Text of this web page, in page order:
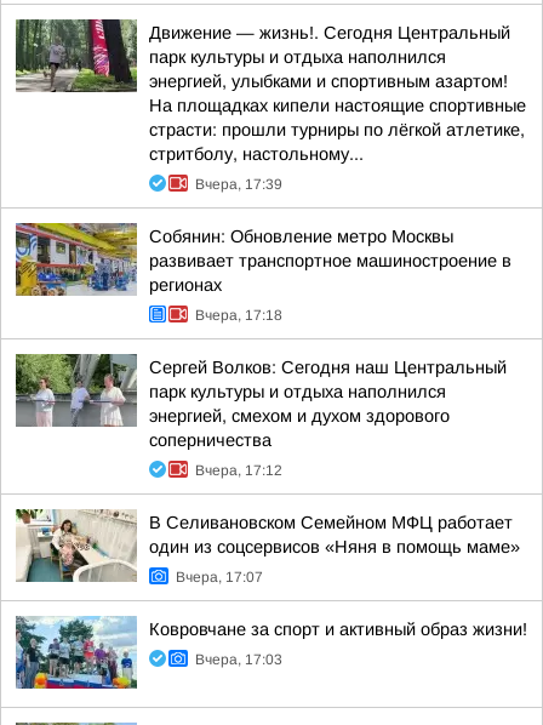
Движение — жизнь!. Сегодня Центральный
парк культуры и отдыха наполнился
энергией, улыбками и спортивным азартом!
На площадках кипели настоящие спортивные
страсти: прошли турниры по лёгкой атлетике,
стритболу, настольному...
Вчера, 17:39
Собянин: Обновление метро Москвы
развивает транспортное машиностроение в
регионах
Вчера, 17:18
Сергей Волков: Сегодня наш Центральный
парк культуры и отдыха наполнился
энергией, смехом и духом здорового
соперничества
Вчера, 17:12
В Селивановском Семейном МФЦ работает
один из соцсервисов «Няня в помощь маме»
Вчера, 17:07
Ковровчане за спорт и активный образ жизни!
Вчера, 17:03